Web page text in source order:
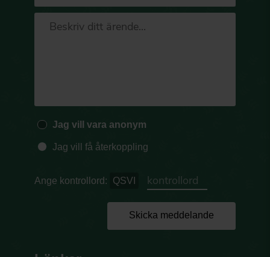
Jag vill vara anonym
Jag vill få återkoppling
Ange kontrollord: QSVI
Skicka meddelande